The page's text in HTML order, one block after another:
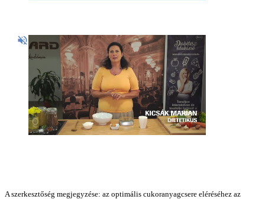
A szerkesztőség megjegyzése: az optimális cukoranyagcsere eléréséhez az